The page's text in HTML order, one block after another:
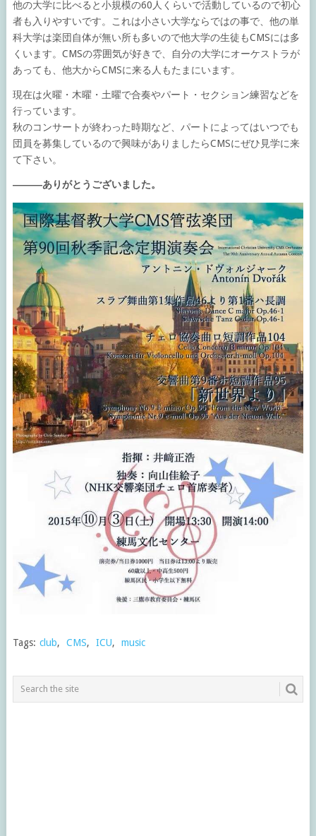
他の大学に比べると小規模の60人くらいで活動しているので初心
者も入りやすいです。これは小さい大学ならではの事で、他の単
科大学は楽団自体が無い所も多いので他大学の生徒もCMSには多
くいます。CMSの雰囲気が好きで、自分の大学にオーケストラが
あっても、他大からCMSに来る人もたまにいます。
現在は火曜・木曜・土曜で合奏やパート・セクション練習などを
行っています。
秋のコンサートが終わった時期など、パートによってはいつでも
団員を募集しているので興味がありましたらCMSにぜひ見学に来
て下さい。
―――ありがとうございました。
Tags: club, CMS, ICU, music